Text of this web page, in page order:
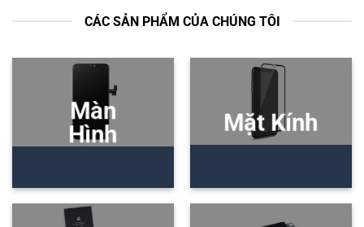
CÁC SẢN PHẨM CỦA CHÚNG TÔI
Màn
Hình
Mặt Kính